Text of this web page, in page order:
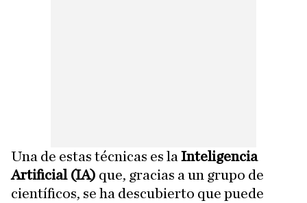
Una de estas técnicas es la Inteligencia
Artificial (IA) que, gracias a un grupo de
científicos, se ha descubierto que puede